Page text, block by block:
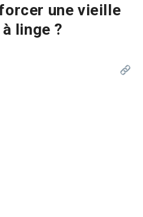
une vieille
linge ?